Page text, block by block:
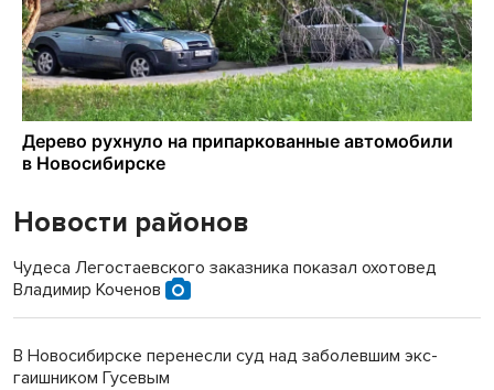
Новости районов
Чудеса Легостаевского заказника показал охотовед
Владимир Коченов
В Новосибирске перенесли суд над заболевшим экс-
гаишником Гусевым